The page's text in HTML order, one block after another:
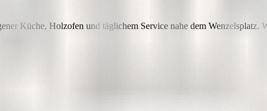
Küche, Holzofen und täglichem Service nahe dem Wenzelsplatz.